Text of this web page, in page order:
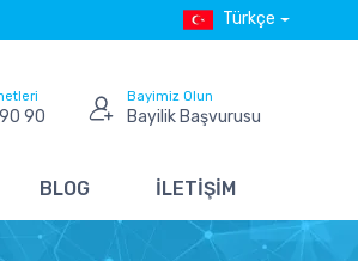
Türkçe
90
Bayimiz Olun
Bayilik Başvurusu
BLOG İLETİŞİM